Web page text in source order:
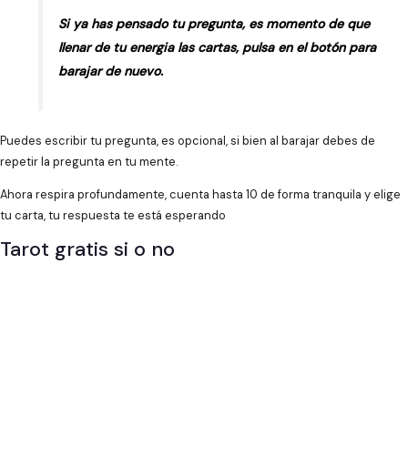
Si ya has pensado tu pregunta, es momento de que
llenar de tu energia las cartas, pulsa en el botón para
barajar de nuevo.
Puedes escribir tu pregunta, es opcional, si bien al barajar debes de
repetir la pregunta en tu mente.
Ahora respira profundamente, cuenta hasta 10 de forma tranquila y elige
tu carta, tu respuesta te está esperando
Tarot gratis si o no